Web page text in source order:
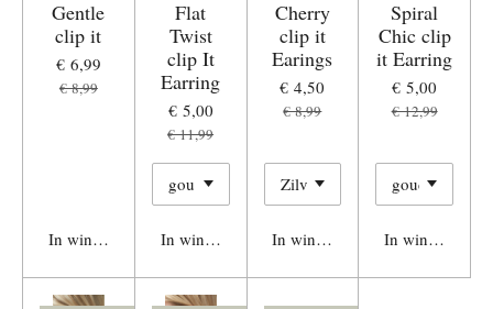
Gentle
clip it
€ 6,99
€ 8,99
In winkelwagen
Flat
Twist
clip It
Earring
€ 5,00
€ 11,99
In winkelwagen
Cherry
clip it
Earings
€ 4,50
€ 8,99
In winkelwagen
Spiral
Chic clip
it Earring
€ 5,00
€ 12,99
In